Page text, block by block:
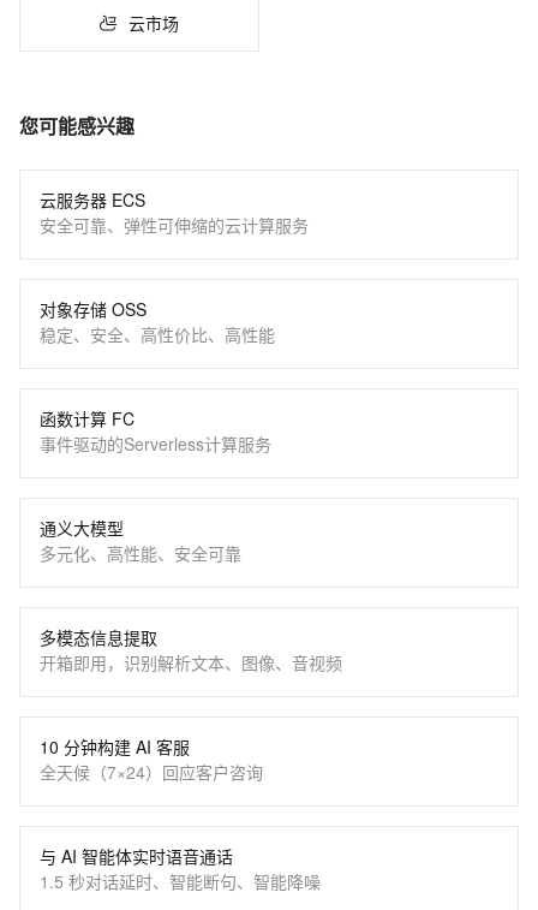
云市场
您可能感兴趣
云服务器 ECS
安全可靠、弹性可伸缩的云计算服务
对象存储 OSS
稳定、安全、高性价比、高性能
函数计算 FC
事件驱动的Serverless计算服务
通义大模型
多元化、高性能、安全可靠
多模态信息提取
开箱即用，识别解析文本、图像、音视频
10 分钟构建 AI 客服
全天候（7×24）回应客户咨询
与 AI 智能体实时语音通话
1.5 秒对话延时、智能断句、智能降噪